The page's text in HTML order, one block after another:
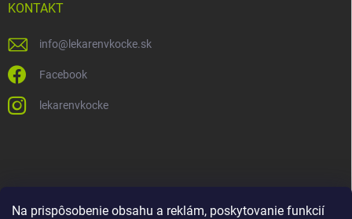
Na prispôsobenie obsahu a reklám, poskytovanie funkcií
KONTAKT
info@ lekarenvkocke.sk
Facebook
lekarenvkocke